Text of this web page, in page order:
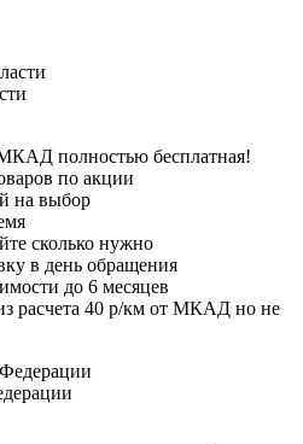
полностью бесплатная!
по акции
на выбор
сколько нужно
в день обращения
до 6 месяцев
расчета 40 р/км от МКАД но не